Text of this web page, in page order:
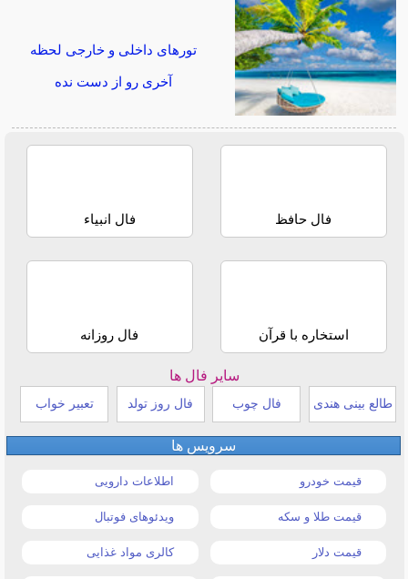
تورهای داخلی و خارجی لحظه
آخری رو از دست نده
فال حافظ فال انبیاء
استخاره با قرآن فال روزانه
سایر فال ها
طالع بینی هندی فال چوب فال روز تولد تعبیر خواب
سرویس ها
قیمت خودرو اطلاعات دارویی
قیمت طلا و سکه ویدئوهای فوتبال
قیمت دلار کالری مواد غذایی